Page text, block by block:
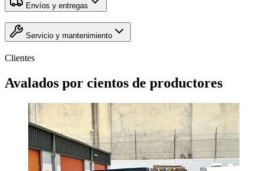
Envíos y entregas
Servicio y mantenimiento
Clientes
Avalados por cientos de productores